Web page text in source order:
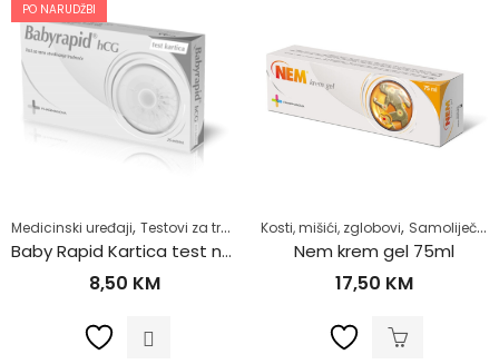
PO NARUDŽBI
Medicinski uređaji, Testovi za trudnoću ,Zdrav život
Baby Rapid Kartica test na Trudnoću
8,50 KM
Kosti, mišići, zglobovi, Samoliječenje
Nem krem gel 75ml
17,50 KM